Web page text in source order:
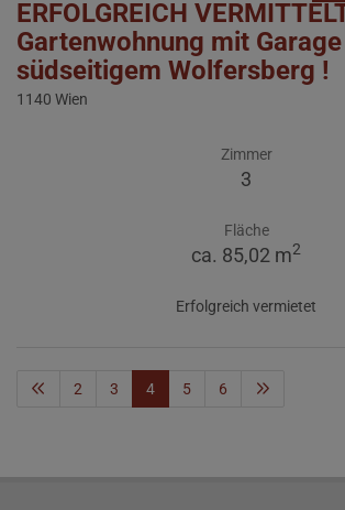
ERFOLGREICH
Gartenwohnung mit
südseitigem Wolfersberg !
1140 Wien
Zimmer
3
Fläche
ca. 85,02 m2
Erfolgreich vermietet
2 3 4 5 6